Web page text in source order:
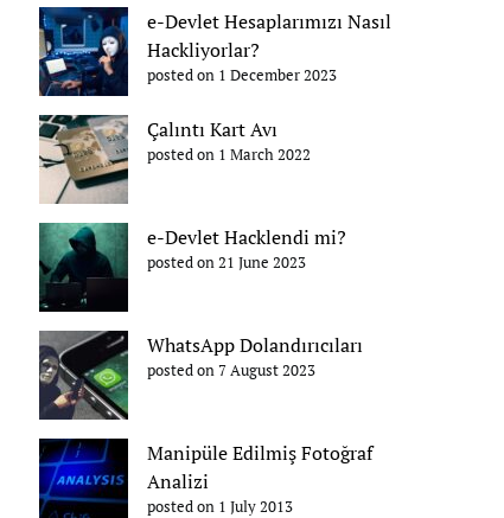
e-Devlet Hesaplarımızı Nasıl
Hackliyorlar?
posted on 1 December 2023
Çalıntı Kart Avı
posted on 1 March 2022
e-Devlet Hacklendi mi?
posted on 21 June 2023
WhatsApp Dolandırıcıları
posted on 7 August 2023
Manipüle Edilmiş Fotoğraf
Analizi
posted on 1 July 2013